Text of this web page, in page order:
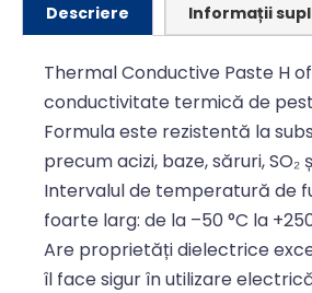
Descriere Informații
Thermal Conductive Paste H
conductivitate termică de
Formula este rezistentă la
precum acizi, baze, săruri, SO₂
Intervalul de temperatură de
foarte larg: de la –50 °C la
Are proprietăți dielectrice
îl face sigur în utilizare